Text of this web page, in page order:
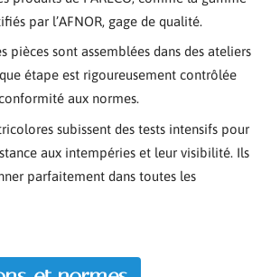
par l’AFNOR, gage de qualité.
pièces sont assemblées dans des ateliers
étape est rigoureusement contrôlée
aux normes.
subissent des tests intensifs pour
aux intempéries et leur visibilité. Ils
parfaitement dans toutes les